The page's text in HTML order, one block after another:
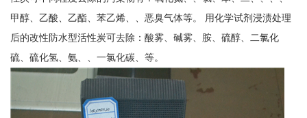
甲醇、乙酸、乙酯、苯乙烯、、恶臭气体等。 用化学试剂浸渍处理
后的改性防水型活性炭可去除：酸雾、碱雾、胺、硫醇、二氯化
硫、硫化氢、氨、、一氯化碳、等。